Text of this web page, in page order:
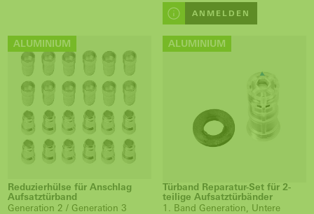
ANMELDEN
ALUMINIUM
Reduzierhülse für Anschlag
Aufsatztürband
Generation 2 / Generation 3
ALUMINIUM
Türband Reparatur-Set für 2-
teilige Aufsatztürbänder
1. Band Generation, Untere